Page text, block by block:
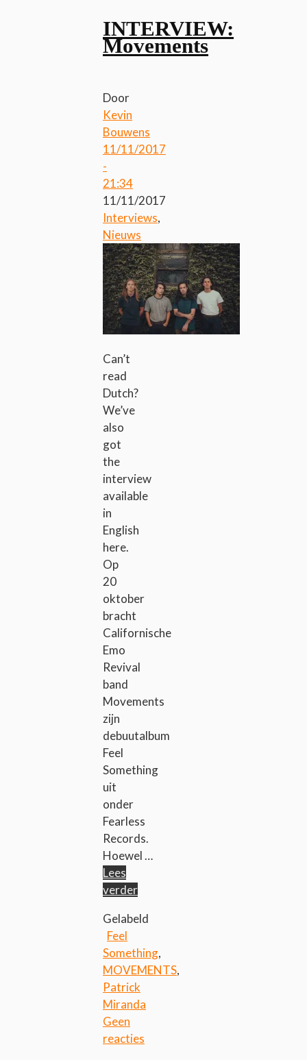
INTERVIEW:
Movements
Door
Kevin
Bouwens
11/11/2017
-
21:34
11/11/2017
Interviews,
Nieuws
Can’t
read
Dutch?
We’ve
also
got
the
interview
available
in
English
here.
Op
20
oktober
bracht
Californische
Emo
Revival
band
Movements
zijn
debuutalbum
Feel
Something
uit
onder
Fearless
Records.
Hoewel …
Lees
verder
Gelabeld
Feel
Something,
MOVEMENTS,
Patrick
Miranda
Geen
reacties